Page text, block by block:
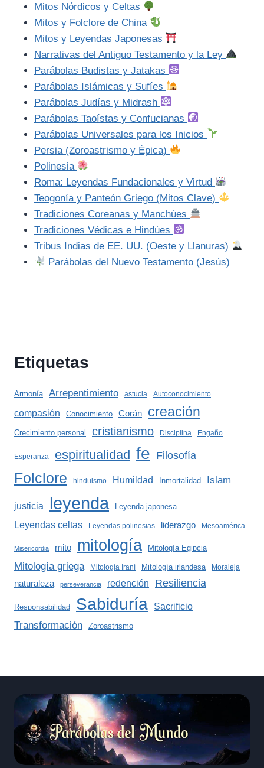
Mitos Nórdicos y Celtas
Mitos y Folclore de China
Mitos y Leyendas Japonesas
Narrativas del Antiguo Testamento y la Ley
Parábolas Budistas y Jatakas
Parábolas Islámicas y Sufíes
Parábolas Judías y Midrash
Parábolas Taoístas y Confucianas
Parábolas Universales para los Inicios
Persia (Zoroastrismo y Épica)
Polinesia
Roma: Leyendas Fundacionales y Virtud
Teogonía y Panteón Griego (Mitos Clave)
Tradiciones Coreanas y Manchúes
Tradiciones Védicas e Hindúes
Tribus Indias de EE. UU. (Oeste y Llanuras)
Parábolas del Nuevo Testamento (Jesús)
Etiquetas
Armonía Arrepentimiento astucia Autoconocimiento
compasión Conocimiento Corán creación
Crecimiento personal cristianismo Disciplina Engaño
Esperanza espiritualidad fe Filosofía
Folclore hinduismo Humildad Inmortalidad Islam
justicia leyenda Leyenda japonesa
Leyendas celtas Leyendas polinesias liderazgo Mesoamérica
Misericordia mito mitología Mitología Egipcia
Mitología griega Mitología Iraní Mitología irlandesa Moraleja
naturaleza perseverancia redención Resiliencia
Responsabilidad Sabiduría Sacrificio
Transformación Zoroastrismo